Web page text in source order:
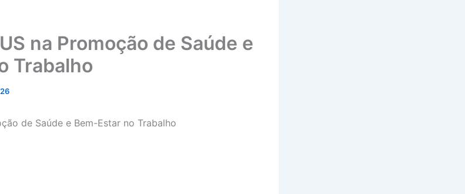
na Promoção de Saúde e
Trabalho
de Saúde e Bem-Estar no Trabalho